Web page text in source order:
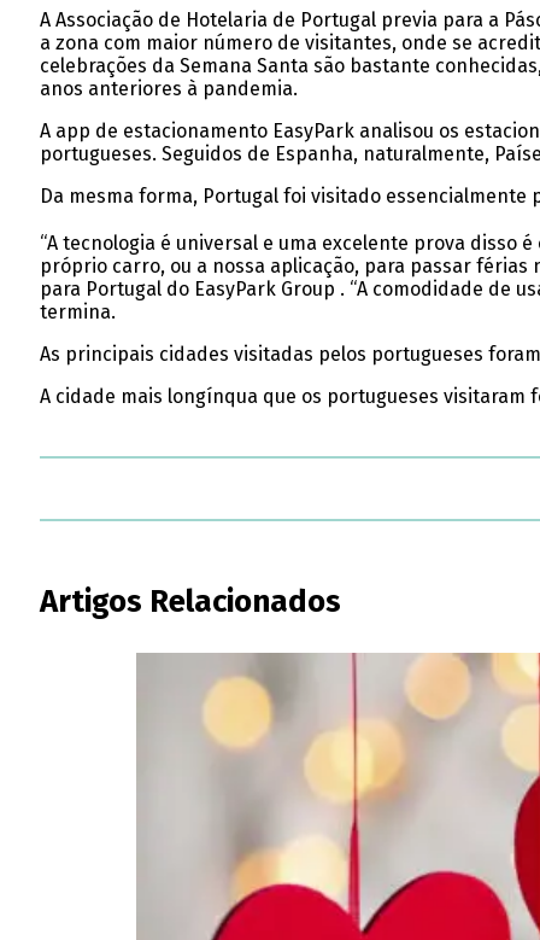
A Associação de Hotelaria de Portugal previa para a
a zona com maior número de visitantes, onde se
celebrações da Semana Santa são bastante
anos anteriores à pandemia.
A app de estacionamento EasyPark analisou os
portugueses. Seguidos de Espanha, naturalmente,
Da mesma forma, Portugal foi visitado
“A tecnologia é universal e uma excelente prova disso
próprio carro, ou a nossa aplicação, para passar férias
para Portugal do EasyPark Group . “A comodidade de
termina.
As principais cidades visitadas pelos portugueses
A cidade mais longínqua que os portugueses visitaram
Artigos Relacionados